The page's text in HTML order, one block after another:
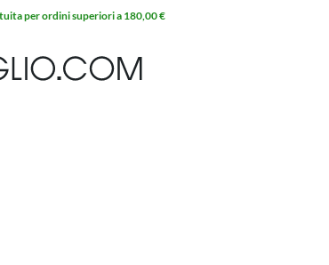
per ordini superiori a 180,00 €